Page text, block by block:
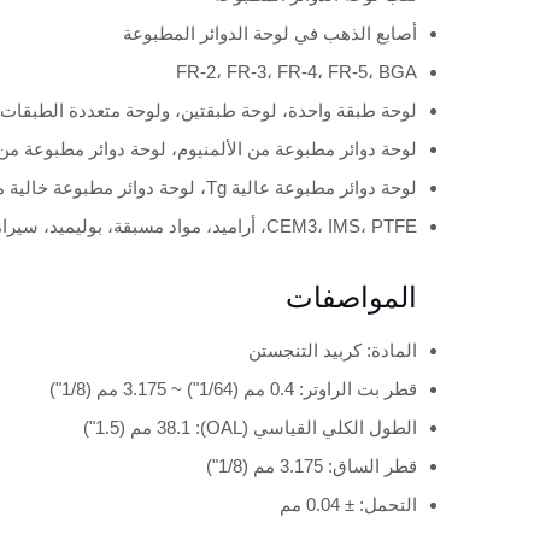
أصابع الذهب في لوحة الدوائر المطبوعة
FR-2، FR-3، FR-4، FR-5، BGA
لوحة طبقة واحدة، لوحة طبقتين، ولوحة متعددة
لوحة دوائر مطبوعة من الألمنيوم، لوحة دوائر مطبوعة
لوحة دوائر مطبوعة عالية Tg، لوحة دوائر مطبوعة خالية من الهالوجين
CEM3، IMS، PTFE، أراميد، مواد مسبقة، بوليميد، سيراميك، BT
المواصفات
المادة: كربيد التنجستن
قطر بت الراوتر: 0.4 مم (1/64") ~ 3.175 مم (1/8")
الطول الكلي القياسي (OAL): 38.1 مم (1.5")
قطر الساق: 3.175 مم (1/8")
التحمل: ± 0.04 مم